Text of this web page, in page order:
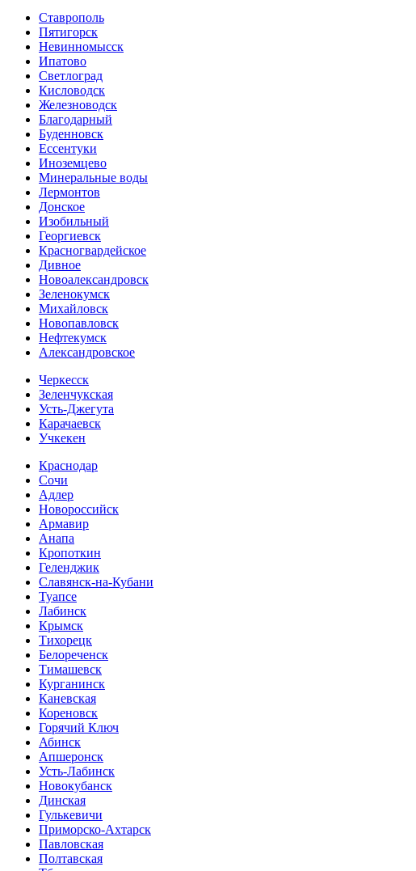
Ставрополь
Пятигорск
Невинномысск
Ипатово
Светлоград
Кисловодск
Железноводск
Благодарный
Буденновск
Ессентуки
Иноземцево
Минеральные воды
Лермонтов
Донское
Изобильный
Георгиевск
Красногвардейское
Дивное
Новоалександровск
Зеленокумск
Михайловск
Новопавловск
Нефтекумск
Александровское
Черкесск
Зеленчукская
Усть-Джегута
Карачаевск
Учкекен
Краснодар
Сочи
Адлер
Новороссийск
Армавир
Анапа
Кропоткин
Геленджик
Славянск-на-Кубани
Туапсе
Лабинск
Крымск
Тихорецк
Белореченск
Тимашевск
Курганинск
Каневская
Кореновск
Горячий Ключ
Абинск
Апшеронск
Усть-Лабинск
Новокубанск
Динская
Гулькевичи
Приморско-Ахтарск
Павловская
Полтавская